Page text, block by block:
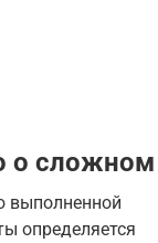
о сложном
выполненной
определяется